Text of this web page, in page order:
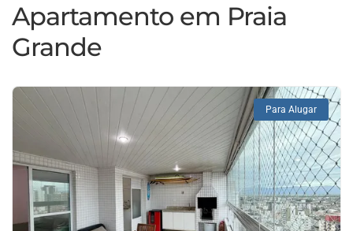
Apartamento em Praia
Grande
Para Alugar